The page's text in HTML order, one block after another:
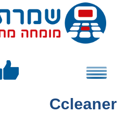
content
Ccleaner